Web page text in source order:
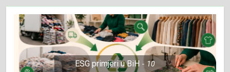
ESG primjeri u BiH 10